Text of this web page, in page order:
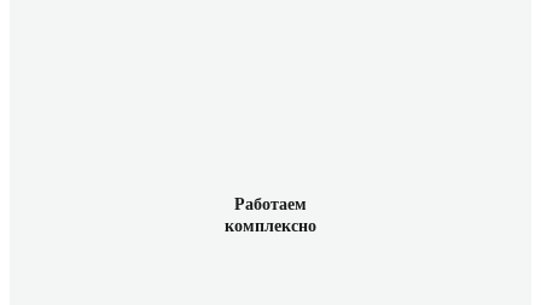
Работаем
комплексно